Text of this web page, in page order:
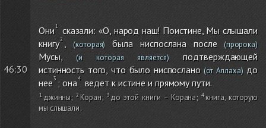
46:30
Они
сказали: «О, народ наш! Поистине, Мы слышали
книгу
(которая) была ниспослана после(пророка)
Мусы, (и которая является)подтверждающей
истинность того, что было ниспослано(от Аллаха)до
нее ; она ведет к истине и прямому пути.
джинны; Коран; до этой книги – Корана;
книга, которую
мы слышали.